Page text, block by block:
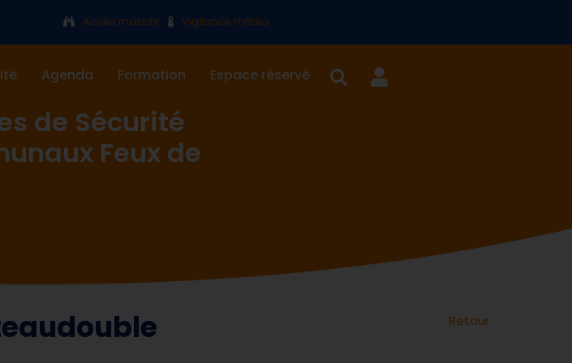
Accès massifs Vigilance météo
Agenda Formation Espace réservé
de Sécurité
Feux de
Retour